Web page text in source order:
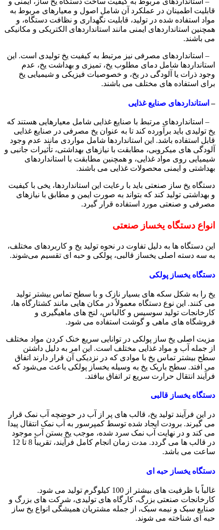
قابلیت اطمینان در عملکرد آن شامل اصول و معیارهای مربوط به
مواد استفاده شده در تولید، قابلیت نگهداری و نظافت دستگاه، و
همچنین استانداردهای ایمنی مانند استانداردهای الکتریکی و مکانیکی
می باشند.
– استانداردهای مصرفی نیز مرتبط به کیفیت یخ تولیدی است. این
استانداردها شامل دمای مطلوب یخ، تمیزی و بهداشت یخ، عدم
وجود ذرات یا آلودگی در یخ، و خصوصیات فیزیکی و شیمیایی یخ
برای استفاده های مختلف می باشند.
– استانداردهای صنایع غذایی
– استانداردهای مرتبط با صنایع غذایی شامل معیارهایی هستند که
یخ تولیدی باید برآورده کند تا به عنوان یخ مصرفی در صنایع غذایی
قابل استفاده باشد. این استانداردها شامل مواردی مانند عدم وجود
آلودگی های میکروبی، مطابقت با نیازهای بهداشتی، تأثیرات جانبی و
شیمیایی روی مواد غذایی، و همچنین مطابقت با استانداردهای
بهداشتی و ایمنی محصولات غذایی می باشند.
دستگاه یخ ساز صنعتی باید با رعایت این استانداردها، یخی با کیفیت
و بهداشتی تولید کند که بتواند به صورت ایمن و مطابق با نیازهای
مصرفی و صنعتی مورد استفاده قرار گیرد.
انواع دستگاه یخساز صنعتی
این دستگاه ها به دلیل تفاوت در نحوه تولید یخ و کاربردهای مختلف،
به سه دسته اصلی یخساز قالبی، پولکی و حبه ای تقسیم می‌شوند.
دستگاه یخساز پولکی
یخ را به شکل سکه‌ های بسیار نازک و با سطح تماس بیشتر تولید
می‌ کنند. این نوع دستگاه معمولاً در مکان‌ هایی مانند کشتارگاه ها،
کارخانجات تولید سوسیس و کالباس، لنج ‌های ماهیگیری و
فروشگاه‌ های ماهی و گوشت استفاده می‌ شود.
مزیت اصلی یخ ساز پولکی در توانایی سریع‌ خنک کردن مواد مختلف
از جمله آب و مواد غذایی مختلف است. این امر به دلیل داشتن
سطح بیشتر تماس یخ با موادی که در نزدیکی آن قرار دارند اتفاق
می‌ افتد. سطح باریک یخ به وسیله یخساز پولکی باعث می‌شود که
فرآیند انتقال حرارت سریع تر اتفاق بیافتد.
دستگاه یخساز قالبی
در این فرآیند تولید یخ، قالب‌ های پر از آب در حوضچه آب نمک قرار
می‌ گیرند. برودت ایجاد شده توسط کمپرسور به آب نمک انتقال پیدا
می‌ کند و در نهایت آب نمک سرد شده، موجب یخ بستن آب موجود
در قالب ها می‌ گردد. مدت زمان انجام کامل فرآیند، تقریباً 8 تا 12
ساعت می‌ باشد.
دستگاه یخساز حبه ای
غالباً با ظرفیت های بیشتر از 100 کیلوگرم تولید می‌ شود.
کارخانجات صنعتی بزرگ، کارگاه های تولیدی، شرکت های بزرگ و
صنایع سبک و نیمه سبک، از جمله مشتریان همیشگی انواع یخ ساز
حبه ای شناخته می‌ شوند.